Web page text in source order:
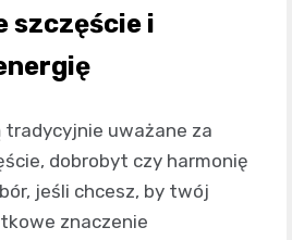
szczęście i
tradycyjnie uważane za
dobrobyt czy harmonię
jeśli chcesz, by twój
znaczenie